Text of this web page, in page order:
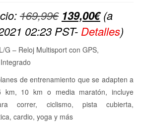
169,99€ El
precio
original
169,99€.
139,00€El
precio
139,00€.
(a
02:23 PST- Detalles)
G – Reloj Multisport con GPS,
de entrenamiento que se adapten a
km, 10 km o media maratón, incluye
correr, ciclismo, pista cubierta,
cardio, yoga y más